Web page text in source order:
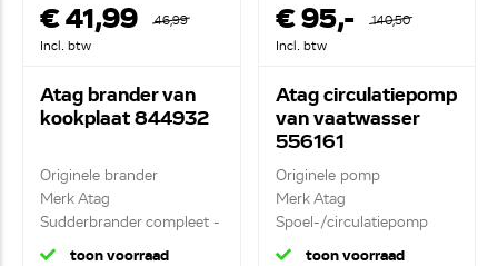
€ 41,99
46,99
Incl. btw
Atag brander van
kookplaat 844932
Originele brander
Merk Atag
Sudderbrander compleet -
45mm ...
toon voorraad
€ 95,-
140,50
Incl. btw
Atag circulatiepomp
van vaatwasser
556161
Originele pomp
Merk Atag
Spoel-/circulatiepomp
toon voorraad